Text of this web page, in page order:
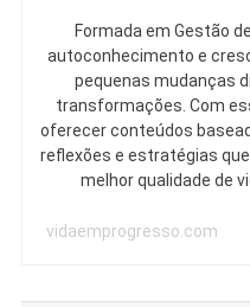
Formada em Gestão
autoconhecimento e
pequenas mudanças
transformações. Com
oferecer conteúdos
reflexões e estratégias
melhor qualidade de
vidaemprogresso.com